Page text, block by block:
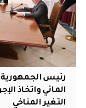
رئيس
المائي واتخاذ
التغير المناخي